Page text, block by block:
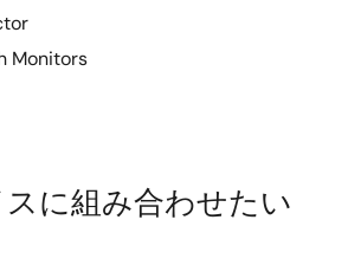
Monitors
に組み合わせたい